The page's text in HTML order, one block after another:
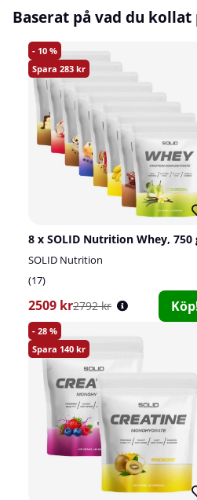
Baserat på vad du
10
283
8 x SOLID Nutrition Whey, 750
SOLID Nutrition
17
2509 kr2792 kr
28
140